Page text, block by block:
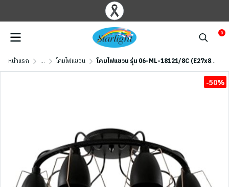
0
หน้าแรก ... โคมไฟแขวน โคมไฟแขวน รุ่น 06-ML-18121/8C (E27x8) สีดำด้าน
-50%